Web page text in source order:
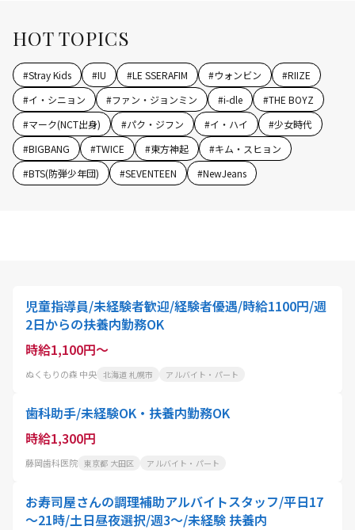
HOT TOPICS
#Stray Kids #IU #LE SSERAFIM #ウォンビン #RIIZE
#イ・シニョン #ファン・ジョンミン #i-dle #THE BOYZ
#マーク(NCT出身) #パク・ジフン #イ・ハイ #少女時代
#BIGBANG #TWICE #東方神起 #キム・スヒョン
#BTS(防弾少年団) #SEVENTEEN #NewJeans
児童指導員/未経験者歓迎/経験者優遇/時給1100円/週
2日からの扶養内勤務OK
時給1,100円～
ぬくもりの森 中央 北海道 札幌市 アルバイト・パート
歯科助手/未経験OK・扶養内勤務OK
時給1,300円
藤岡歯科医院 東京都 大田区 アルバイト・パート
お寿司屋さんの調理補助アルバイトスタッフ/平日17
～21時/土日昼夜選択/週3～/未経験 扶養内